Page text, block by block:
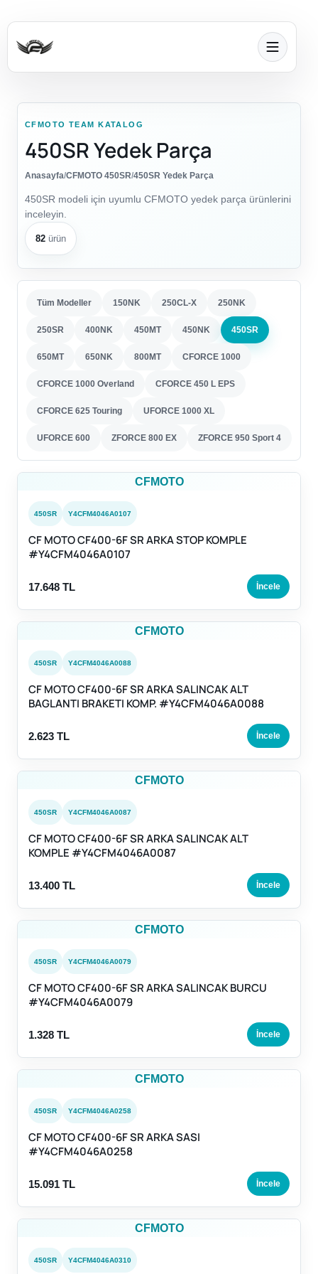
CFMOTO TEAM KATALOG
450SR Yedek Parça
Anasayfa/CFMOTO 450SR/450SR Yedek Parça
450SR modeli için uyumlu CFMOTO yedek parça ürünlerini
inceleyin.
82 ürün
Tüm Modeller 150NK 250CL-X 250NK
250SR 400NK 450MT 450NK 450SR
650MT 650NK 800MT CFORCE 1000
CFORCE 1000 Overland CFORCE 450 L EPS
CFORCE 625 Touring UFORCE 1000 XL
UFORCE 600 ZFORCE 800 EX ZFORCE 950 Sport 4
CFMOTO
450SR Y4CFM4046A0107
CF MOTO CF400-6F SR ARKA STOP KOMPLE
#Y4CFM4046A0107
17.648 TL İncele
CFMOTO
450SR Y4CFM4046A0088
CF MOTO CF400-6F SR ARKA SALINCAK ALT
BAGLANTI BRAKETI KOMP. #Y4CFM4046A0088
2.623 TL İncele
CFMOTO
450SR Y4CFM4046A0087
CF MOTO CF400-6F SR ARKA SALINCAK ALT
KOMPLE #Y4CFM4046A0087
13.400 TL İncele
CFMOTO
450SR Y4CFM4046A0079
CF MOTO CF400-6F SR ARKA SALINCAK BURCU
#Y4CFM4046A0079
1.328 TL İncele
CFMOTO
450SR Y4CFM4046A0258
CF MOTO CF400-6F SR ARKA SASI
#Y4CFM4046A0258
15.091 TL İncele
CFMOTO
450SR Y4CFM4046A0310